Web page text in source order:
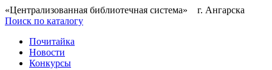
«Централизованная библиотечная система» г. Ангарска
Поиск по каталогу
Почитайка
Новости
Конкурсы